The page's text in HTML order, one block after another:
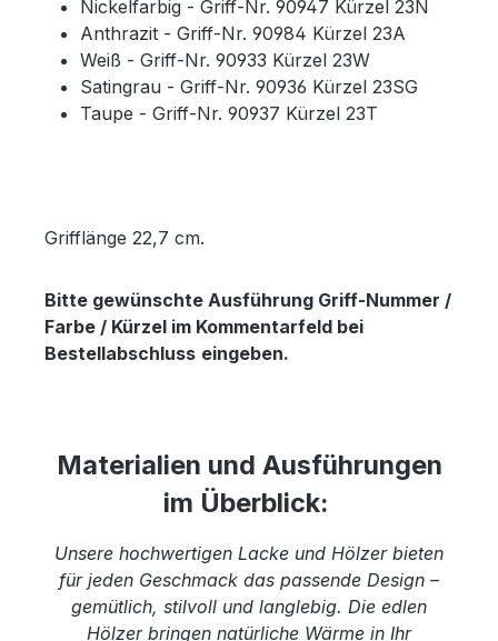
Nickelfarbig - Griff-Nr. 90947 Kürzel 23N
Anthrazit - Griff-Nr. 90984 Kürzel 23A
Weiß - Griff-Nr. 90933 Kürzel 23W
Satingrau - Griff-Nr. 90936 Kürzel 23SG
Taupe - Griff-Nr. 90937 Kürzel 23T
Grifflänge 22,7 cm.
Bitte gewünschte Ausführung Griff-Nummer /
Farbe / Kürzel im Kommentarfeld bei
Bestellabschluss eingeben.
Materialien und Ausführungen
im Überblick:
Unsere hochwertigen Lacke und Hölzer bieten
für jeden Geschmack das passende Design –
gemütlich, stilvoll und langlebig. Die edlen
Hölzer bringen natürliche Wärme in Ihr